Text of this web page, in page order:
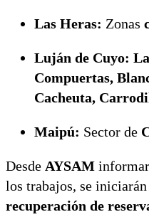
Las Heras: Zonas
Luján de Cuyo:
Compuertas,
Cacheuta,
Maipú: Sector de
Desde AYSAM
los trabajos, se iniciarán
recuperación de